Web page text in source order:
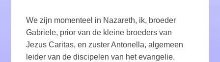
We zijn momenteel in Nazareth, ik, broeder
Gabriele, prior van de kleine broeders van
Jezus Caritas, en zuster Antonella, algemeen
leider van de discipelen van het evangelie.